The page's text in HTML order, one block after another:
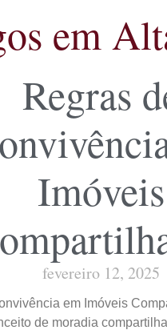
em
Regras
Imóveis
fevereiro 12, 2025
em Imóveis
de moradia